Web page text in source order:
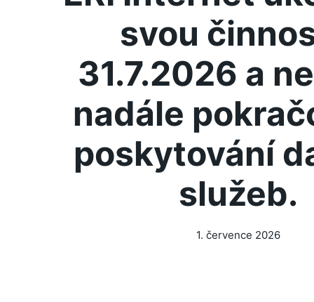
svou
31.7.2026 a
nadále
poskytování
služeb.
1. července 2026